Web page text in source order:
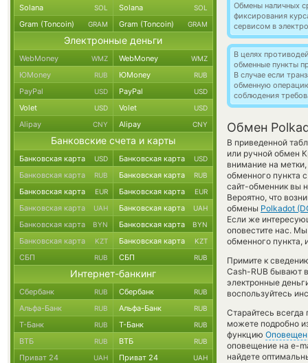
Обмены наличных
фиксирования
сервисом в
В целях
обменные пункты
В случае если
обменную
соблюдения
Обмен
В приведенной
или ручной обмен
внимание на
обменного пункта
сайт-обменник вы
Вероятно, что
обмены Polkadot
Если же
оповестите нас.
обменного пункта,
Примите к
Cash-RUB бывают
электронные
воспользуйтесь
Старайтесь
можете подробно
функцию
оповещение на e-
найдете
Solana SOL Solana SOL
Gram (Toncoin) GRAM Gram (Toncoin) GRAM
Электронные деньги
WebMoney WMZ WebMoney WMZ
ЮMoney RUB ЮMoney RUB
PayPal USD PayPal USD
Volet USD Volet USD
Alipay CNY Alipay CNY
Банковские счета и карты
Банковская карта USD Банковская карта USD
Банковская карта RUB Банковская карта RUB
Банковская карта EUR Банковская карта EUR
Банковская карта UAH Банковская карта UAH
Банковская карта BYN Банковская карта BYN
Банковская карта KZT Банковская карта KZT
СБП RUB СБП RUB
Интернет-банкинг
Сбербанк RUB Сбербанк RUB
Альфа-Банк RUB Альфа-Банк RUB
Т-Банк RUB Т-Банк RUB
ВТБ RUB ВТБ RUB
Приват 24 UAH Приват 24 UAH